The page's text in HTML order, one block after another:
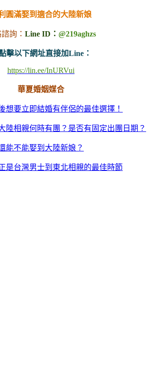
圓滿娶到適合的大陸新娘
詢： Line ID： @219aghzs
擊以下網址直接加Line：
https://lin.ee/InURVui
華夏婚姻媒合
想要立即結婚有伴侶的最佳選擇！
陸相親何時有團？是否有固定出團日期？
能不能娶到大陸新娘？
台灣男士到東北相親的最佳時節